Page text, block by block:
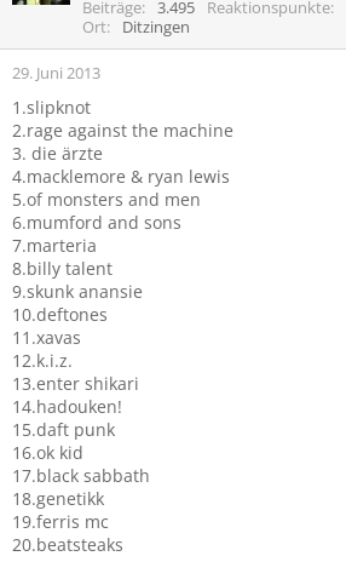
Beiträge
3.495 Reaktionspunkte
Ort
Ditzingen
29. Juni 2013
1.slipknot
2.rage against the machine
3. die ärzte
4.macklemore & ryan lewis
5.of monsters and men
6.mumford and sons
7.marteria
8.billy talent
9.skunk anansie
10.deftones
11.xavas
12.k.i.z.
13.enter shikari
14.hadouken!
15.daft punk
16.ok kid
17.black sabbath
18.genetikk
19.ferris mc
20.beatsteaks